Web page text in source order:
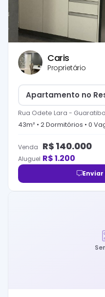
Caris
Proprietário
Apartamento no
Rua Odete Lara - Guaratiba
43m² • 2Dormitórios • 0
Venda R$ 140.000
Aluguel R$1.200